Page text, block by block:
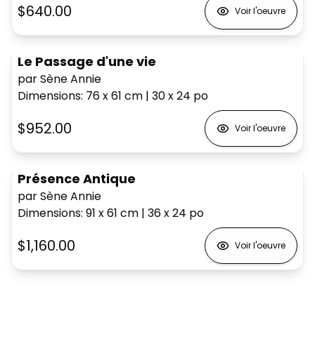
$640.00 Voir l'oeuvre
Le Passage d'une vie
par Sène Annie
Dimensions: 76 x 61 cm | 30 x 24 po
$952.00 Voir l'oeuvre
Présence Antique
par Sène Annie
Dimensions: 91 x 61 cm | 36 x 24 po
$1,160.00 Voir l'oeuvre